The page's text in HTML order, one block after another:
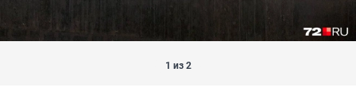
1 из 2